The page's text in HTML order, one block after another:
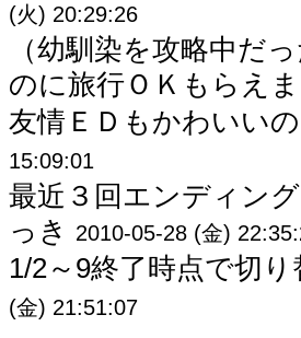
(火) 20:29:26
（幼馴染を攻略中だ
のに旅行ＯＫもらえ
友情ＥＤもかわいい
15:09:01
最近３回エンディン
っき
2010-05-28 (金)
1/2～9終了時点で切
(金) 21:51:07